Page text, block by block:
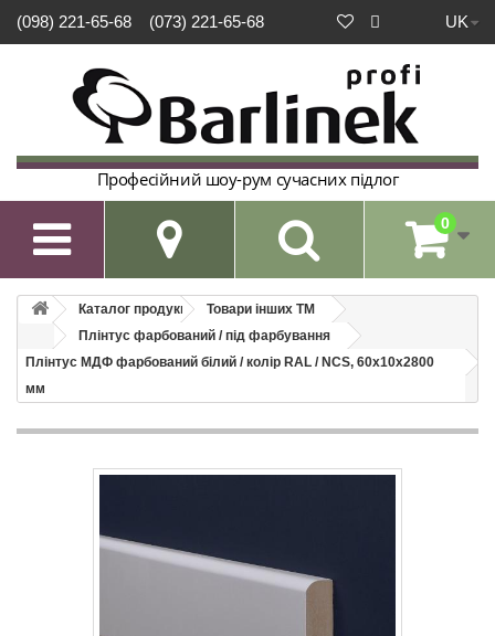
UK
(098) 221-65-68 (073) 221-65-68
Професійний шоу-рум сучасних підлог
 0
Каталог продукції
Товари інших ТМ
Плінтус фарбований / під фарбування
Плінтус МДФ фарбований білий / колір RAL / NCS, 60х10х2800
мм